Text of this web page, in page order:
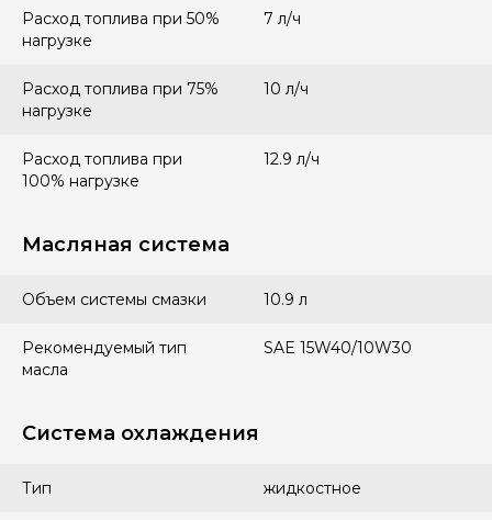
Расход топлива при 50%
нагрузке
7 л/ч
Расход топлива при 75%
нагрузке
10 л/ч
Расход топлива при
100% нагрузке
12.9 л/ч
Масляная система
Объем системы смазки 10.9 л
Рекомендуемый тип
масла
SAE 15W40/10W30
Система охлаждения
Тип жидкостное